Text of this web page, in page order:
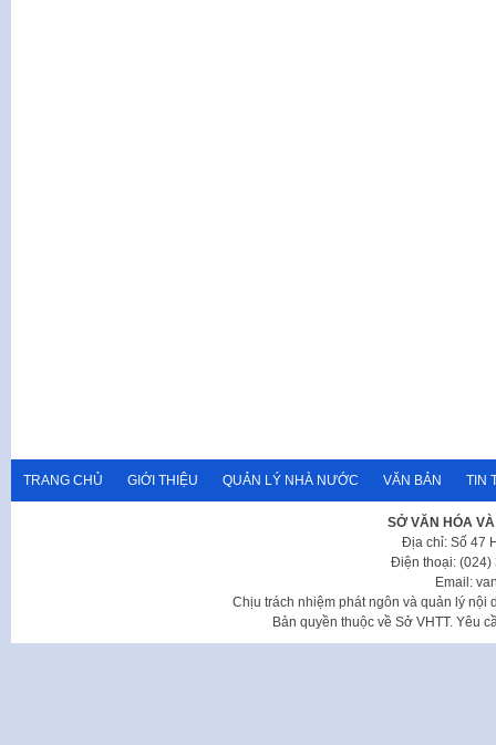
TRANG CHỦ GIỚI THIỆU QUẢN LÝ NHÀ NƯỚC VĂN BẢN TIN
SỞ VĂN HÓA
Địa chỉ: Số 47
Điện thoại: (024)
Email:
Chịu trách nhiệm phát ngôn và quản lý nội
Bản quyền thuộc về Sở VHTT. Yêu